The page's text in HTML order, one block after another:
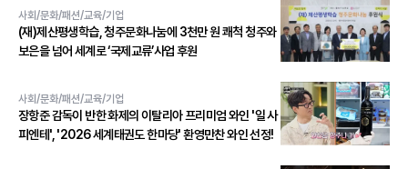
사회/문화/패션/교육/기업
(재)제산평생학습, 청주문화나눔에 3천만 원 쾌척 청주와
보은을 넘어 세계로 ‘국제교류’사업 후원
사회/문화/패션/교육/기업
장항준 감독이 반한 화제의 이탈리아 프리미엄 와인 '일 사
피엔테', '2026 세계태권도 한마당' 환영만찬 와인 선정!